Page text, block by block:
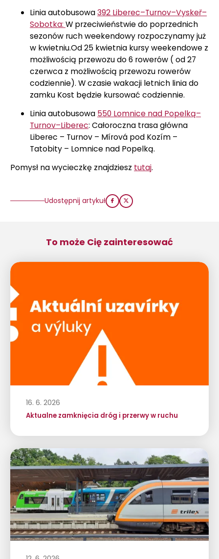
Linia autobusowa392 Liberec–Turnov–Vyskeř–
Sobotka: W przeciwieństwie do poprzednich
sezonów ruch weekendowy rozpoczynamy już
w kwietniu.Od 25 kwietnia kursy weekendowe z
możliwością przewozu do 6 rowerów ( od 27
czerwca z możliwością przewozu rowerów
codziennie). W czasie wakacji letnich linia do
zamku Kost będzie kursować codziennie.
Linia autobusowa 550 Lomnice nad Popelką–
Turnov–Liberec: Całoroczna trasa główna
Liberec – Turnov – Mírová pod Kozím –
Tatobity – Lomnice nad Popelką.
Pomysł na wycieczkę znajdziesz tutaj.
Udostępnij artykuł
To może Cię zainteresować
16. 6. 2026
Aktualne zamknięcia dróg i przerwy w ruchu